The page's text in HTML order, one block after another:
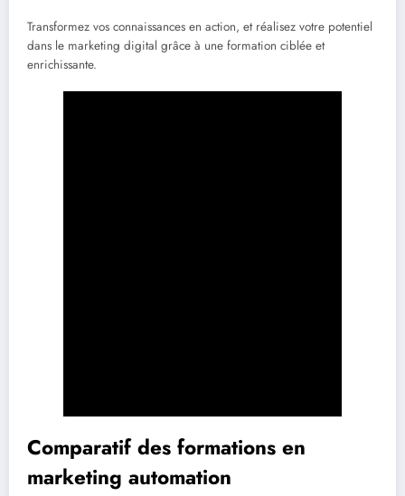
Transformez vos connaissances en action, et réalisez votre potentiel
dans le marketing digital grâce à une formation ciblée et
enrichissante.
Comparatif des formations en
marketing automation